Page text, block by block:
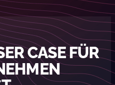
CASE FÜR